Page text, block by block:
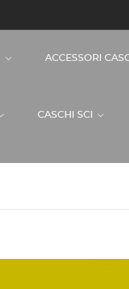
ACCESSORI
CASCHI SCI